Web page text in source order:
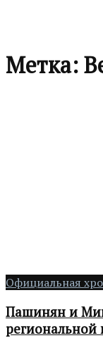
Метка:
Официальная
Пашинян и